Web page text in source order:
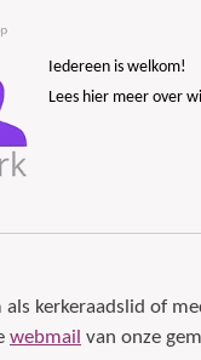
Iedereen is welkom!
Lees hier meer over
kerkeraadslid of
webmail van onze